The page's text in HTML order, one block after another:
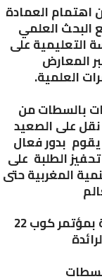
العمادة
العلمي
على
العلمية.
بالسطات من
على الصعيد
بدور فعال
الطلبة على
المغربية حتى
وقبل تسليط الاضواء على انجازات الكلية بمؤتمر كوب 22